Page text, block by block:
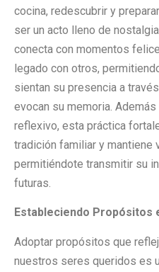
cocina, redescubrir y
ser un acto lleno de
conecta con momentos
legado con otros,
sientan su presencia a
evocan su memoria.
reflexivo, esta práctica
tradición familiar y mantiene
permitiéndote transmitir su
futuras.
Estableciendo Propósitos
Adoptar propósitos que
nuestros seres queridos es